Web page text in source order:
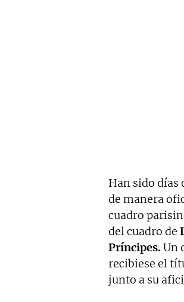
Han sido días
de manera
cuadro
del cuadro de
Príncipes.Un
recibiese el
junto a su